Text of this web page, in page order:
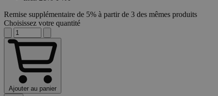
Remise supplémentaire de 5% à partir de 3 des mêmes produits
Choisissez votre quantité
Ajouter au panier